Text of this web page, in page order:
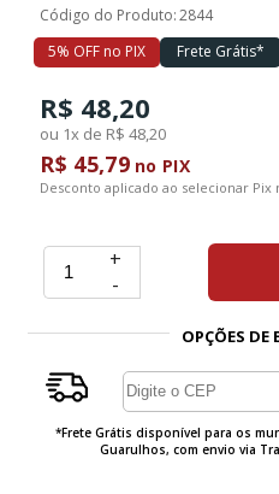
Marcas
SUPER
PROMOÇÃO
Código do Produto: 2844
5% OFF no PIX
Frete Grátis*
R$ 48,20
ou 1x de R$ 48,20
R$ 45,79no PIX
Desconto aplicado ao selecionar Pix
+
-
OPÇÕES DE
*Frete Grátis disponível para os
Guarulhos, com envio via